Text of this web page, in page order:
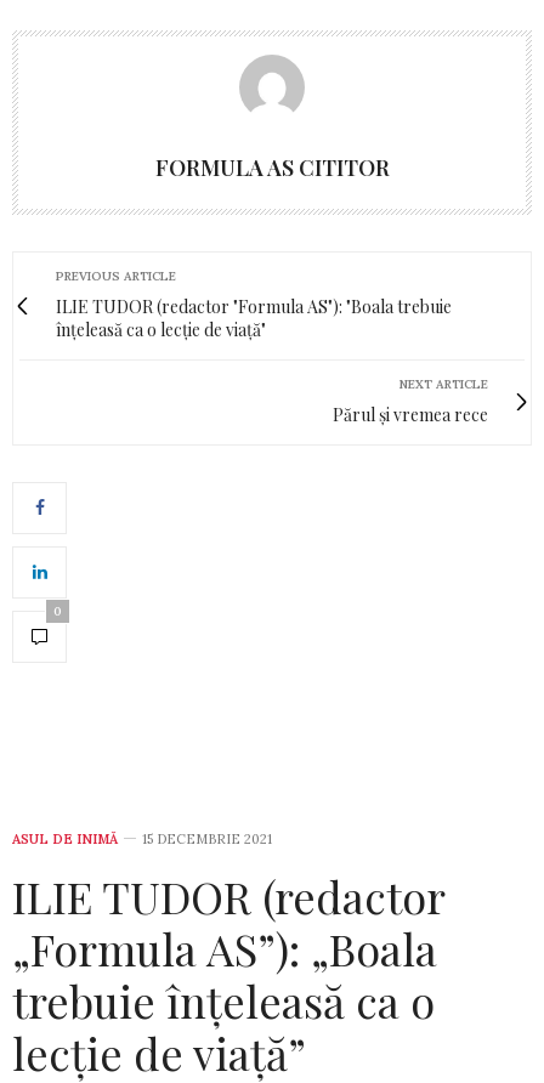
FORMULA AS CITITOR
PREVIOUS ARTICLE
ILIE TUDOR (redactor "Formula AS"): "Boala trebuie
înțeleasă ca o lecție de viață"
NEXT ARTICLE
Părul și vremea rece
0
ASUL DE INIMĂ 15 DECEMBRIE 2021
ILIE TUDOR (redactor
„Formula AS”): „Boala
trebuie înțeleasă ca o
lecție de viață”